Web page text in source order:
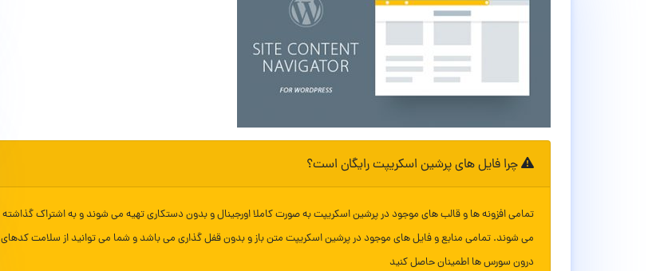
چرا فایل های پرشین اسکریپت رایگان است؟
تمامی افزونه ها و قالب های موجود در پرشین اسکریپت به صورت کاملا اورجینال و بدون دستکاری تهیه می شوند و به اشتراک گذاشته
می شوند. تمامی منابع و فایل های موجود در پرشین اسکریپت متن باز و بدون قفل گذاری می باشد و شما می توانید از سلامت کدهای
درون سورس ها اطمینان حاصل کنید